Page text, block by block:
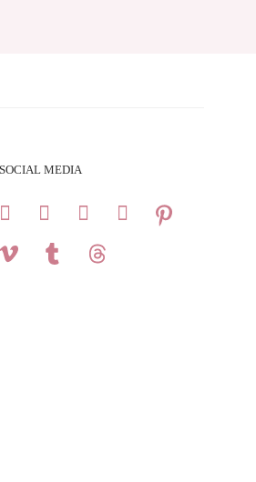
SOCIAL MEDIA